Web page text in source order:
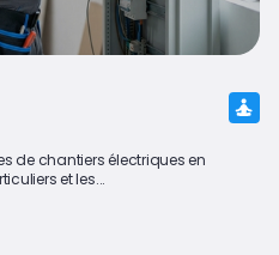
de chantiers électriques en
et les...